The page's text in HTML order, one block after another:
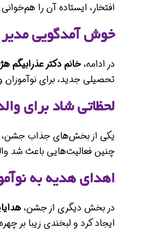
افتخار، ایستاده آن را
خوش آمدگویی
در ادامه، خانم دکتر عذرابیگم
تحصیلی جدید، برای نوآموزان
لحظاتی شاد برای
یکی از بخش‌های جذاب جشن،
چنین فعالیت‌هایی باعث شد
اهدای هدیه به
در بخش دیگری از جشن،
ایجاد کرد و لبخندی زیبا بر